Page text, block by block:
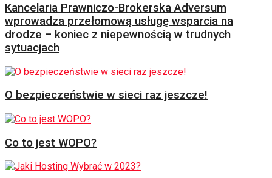
Kancelaria Prawniczo-Brokerska Adversum
wprowadza przełomową usługę wsparcia na
drodze – koniec z niepewnością w trudnych
sytuacjach
O bezpieczeństwie w sieci raz jeszcze!
Co to jest WOPO?